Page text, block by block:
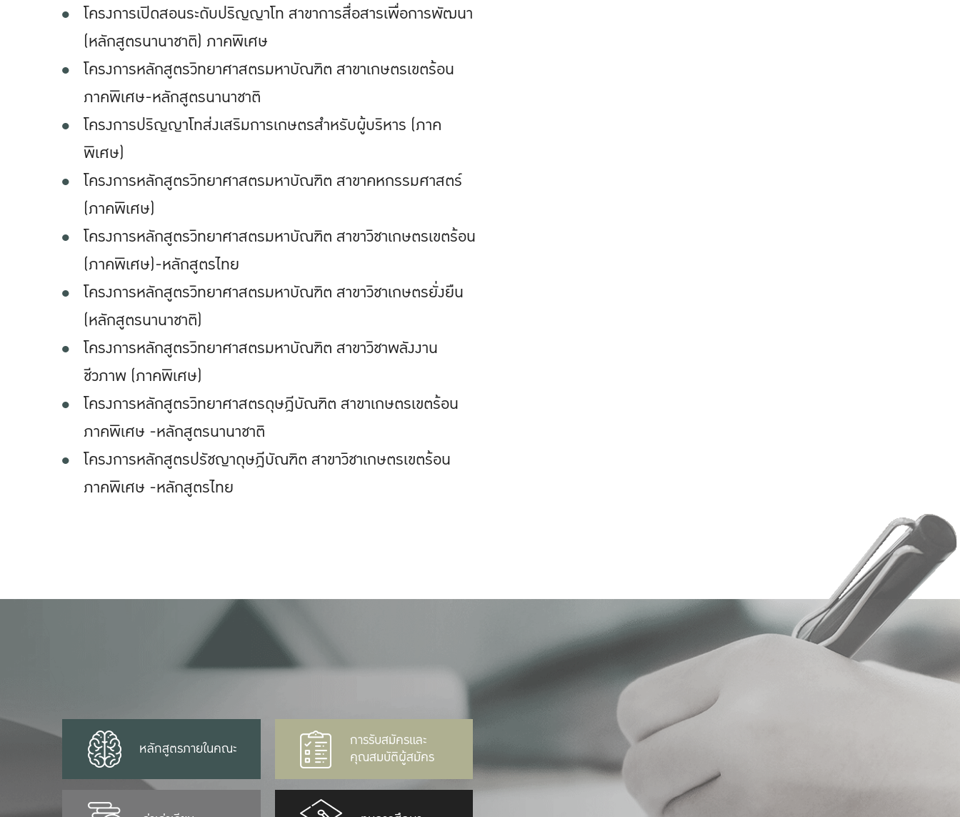
โครงการเปิดสอนระดับปริญญาโท สาขาการสื่อสารเพื่อการพัฒนา
(หลักสูตรนานาชาติ) ภาคพิเศษ
โครงการหลักสูตรวิทยาศาสตรมหาบัณฑิต สาขาเกษตรเขตร้อน
ภาคพิเศษ-หลักสูตรนานาชาติ
โครงการปริญญาโทส่งเสริมการเกษตรสำหรับผู้บริหาร (ภาค
พิเศษ)
โครงการหลักสูตรวิทยาศาสตรมหาบัณฑิต สาขาคหกรรมศาสตร์
(ภาคพิเศษ)
โครงการหลักสูตรวิทยาศาสตรมหาบัณฑิต สาขาวิชาเกษตรเขตร้อน
(ภาคพิเศษ)-หลักสูตรไทย
โครงการหลักสูตรวิทยาศาสตรมหาบัณฑิต สาขาวิชาเกษตรยั่งยืน
(หลักสูตรนานาชาติ)
โครงการหลักสูตรวิทยาศาสตรมหาบัณฑิต สาขาวิชาพลังงาน
ชีวภาพ (ภาคพิเศษ)
โครงการหลักสูตรวิทยาศาสตรดุษฎีบัณฑิต สาขาเกษตรเขตร้อน
ภาคพิเศษ -หลักสูตรนานาชาติ
โครงการหลักสูตรปรัชญาดุษฎีบัณฑิต สาขาวิชาเกษตรเขตร้อน
ภาคพิเศษ -หลักสูตรไทย
หลักสูตรภายในคณะ
การรับสมัครและ
คุณสมบัติผู้สมัคร